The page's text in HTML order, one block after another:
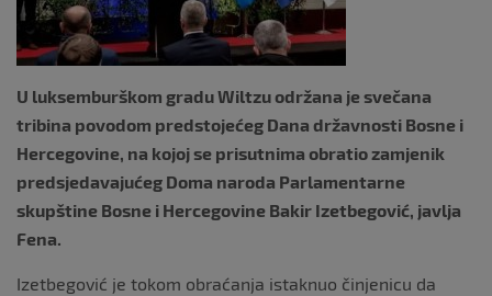
U luksemburškom gradu Wiltzu održana je svečana
tribina povodom predstojećeg Dana državnosti Bosne i
Hercegovine, na kojoj se prisutnima obratio zamjenik
predsjedavajućeg Doma naroda Parlamentarne
skupštine Bosne i Hercegovine Bakir Izetbegović, javlja
Fena.
Izetbegović je tokom obraćanja istaknuo činjenicu da